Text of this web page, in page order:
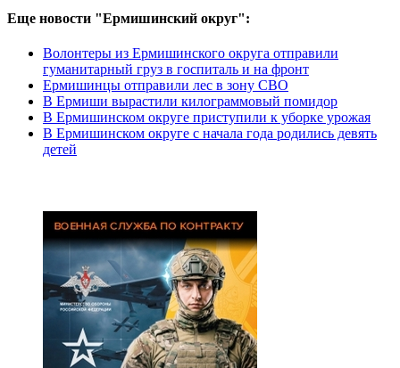
Еще новости "Ермишинский округ":
Волонтеры из Ермишинского округа отправили
гуманитарный груз в госпиталь и на фронт
Ермишинцы отправили лес в зону СВО
В Ермиши вырастили килограммовый помидор
В Ермишинском округе приступили к уборке урожая
В Ермишинском округе с начала года родились девять
детей